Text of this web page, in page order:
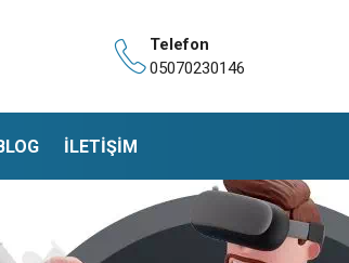
Telefon
05070230146
İLETİŞİM